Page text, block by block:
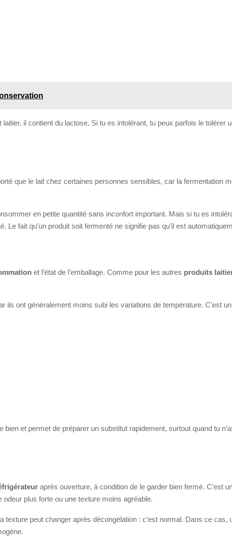
il contient du lactose. Si tu es intolérant, tu peux parfois le tolérer
que le lait chez certaines personnes sensibles, car la fermentation
en petite quantité sans inconfort important. Mais si tu es
Le fait qu’un produit soit fermenté ne signifie pas qu’il est
et l’état de l’emballage. Comme pour les autres produits
ont généralement moins subi les variations de température. C’est
et permet de préparer un substitut rapidement, surtout quand tu
après ouverture, à condition de le garder bien fermé. C’est
plus forte ou une texture moins agréable.
peut changer après décongélation : c’est normal. Dans ce cas,